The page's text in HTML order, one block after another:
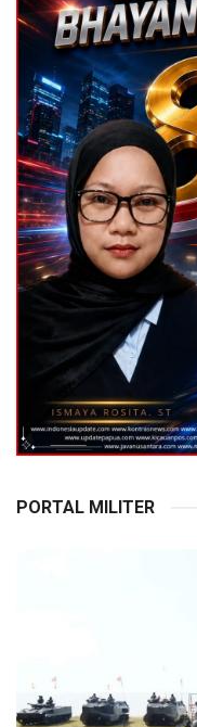
PORTAL MILITER